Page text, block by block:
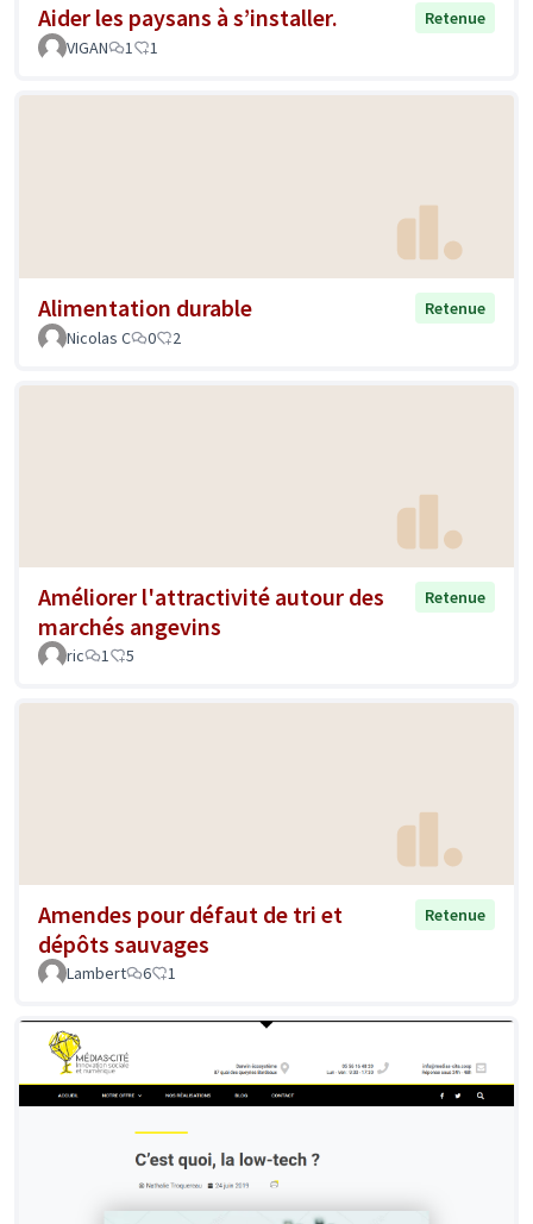
Aider les paysans à s’installer.
Retenue
VIGAN
1 1
Alimentation durable
Retenue
Nicolas C
0 2
Améliorer l'attractivité autour des
marchés angevins
Retenue
ric 1 5
Amendes pour défaut de tri et
dépôts sauvages
Retenue
Lambert 6 1